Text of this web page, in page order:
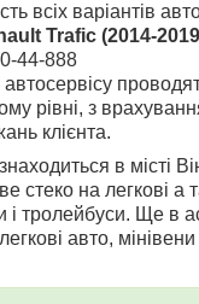
всіх варіантів
Trafic (2014-
44-888
рівні, з
клієнта.
в місті
стеко на легкові а
і тролейбуси. Ще в
авто,